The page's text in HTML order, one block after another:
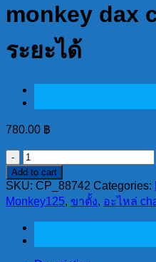
monkey dax
ระยะได้
780.00 ฿
ขา
ตั้ง
สั้น
monkey125
chaly
monkey
dax
chappy
Add to cart
SKU: CP_88742 Categories:
Monkey125, ขาตั้ง, อะไหล่